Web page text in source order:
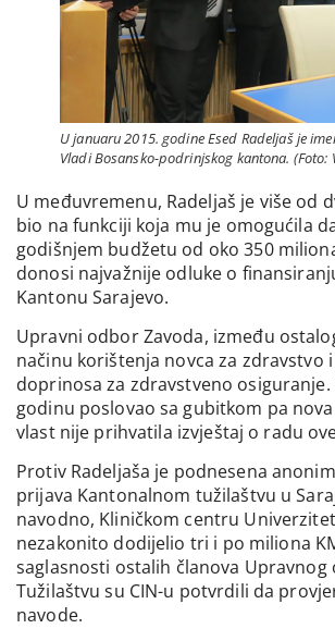
U januaru 2015. godine Esed Radeljaš je
Vladi Bosansko-podrinjskog kantona. (Foto:
U međuvremenu, Radeljaš je više od
bio na funkciji koja mu je omogućila
godišnjem budžetu od oko 350
donosi najvažnije odluke o
Kantonu Sarajevo.
Upravni odbor Zavoda, između
načinu korištenja novca za zdravstvo
doprinosa za zdravstveno osiguranje.
godinu poslovao sa gubitkom pa
vlast nije prihvatila izvještaj o radu
Protiv Radeljaša je podnesena
prijava Kantonalnom tužilaštvu u
navodno, Kliničkom centru
nezakonito dodijelio tri i po miliona
saglasnosti ostalih članova Upravnog
Tužilaštvu su CIN-u potvrdili da
navode.